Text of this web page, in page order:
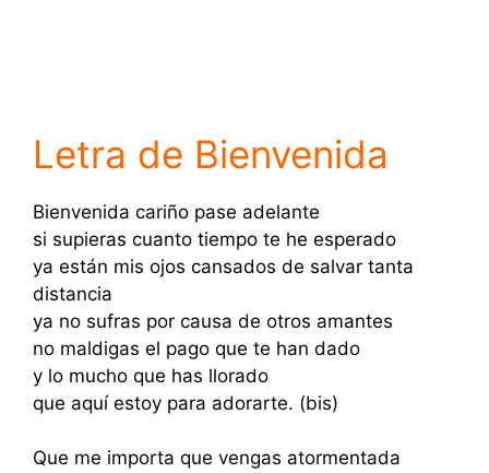
Letra de Bienvenida
Bienvenida cariño pase adelante
si supieras cuanto tiempo te he esperado
ya están mis ojos cansados de salvar tanta
distancia
ya no sufras por causa de otros amantes
no maldigas el pago que te han dado
y lo mucho que has llorado
que aquí estoy para adorarte. (bis)
Que me importa que vengas atormentada